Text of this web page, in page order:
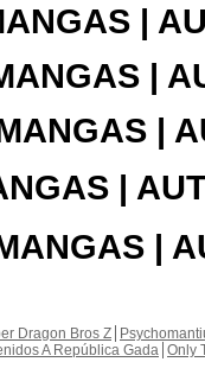
|
|
|
|
|
Dragon Bros Z
A República Gada Only